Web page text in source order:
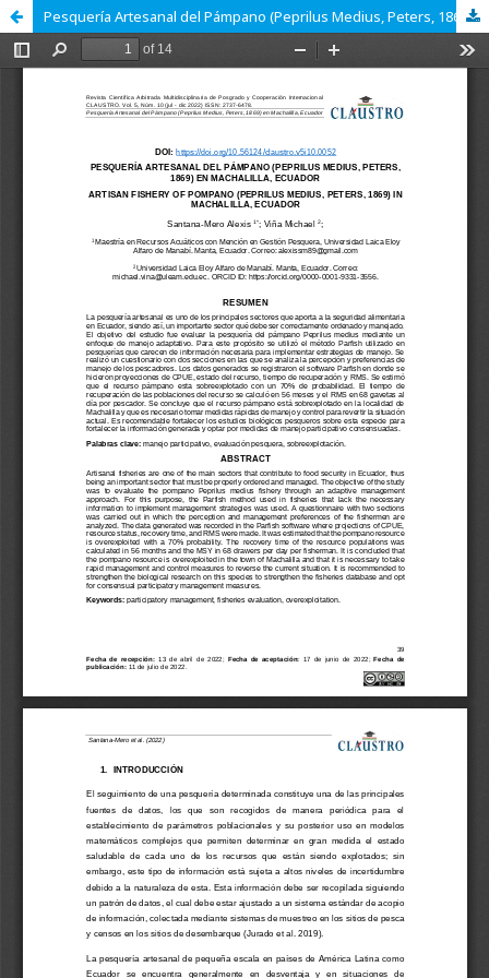
Pesquería Artesanal del Pámpano (Peprilus Medius, Peters, 1869) en Machalilla, Ecuador